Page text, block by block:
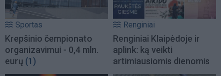
Sportas
Krepšinio čempionato
organizavimui - 0,4 mln.
eurų (1)
Renginiai
Renginiai Klaipėdoje ir
aplink: ką veikti
artimiausiomis dienomis